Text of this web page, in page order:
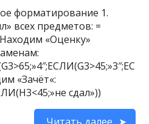
форматирование 1.
всех предметов: =
«Оценку»
«Зачёт«:
сдал»))